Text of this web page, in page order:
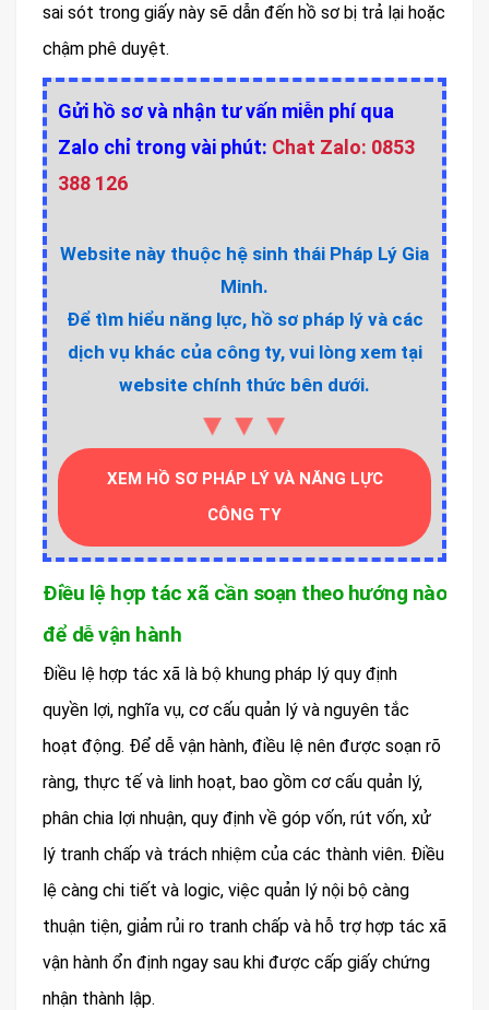
sai sót trong giấy này sẽ dẫn đến hồ sơ bị trả lại hoặc
chậm phê duyệt.
Gửi hồ sơ và nhận tư vấn miễn phí qua
Zalo chỉ trong vài phút: Chat Zalo: 0853
388 126
Website này thuộc hệ sinh thái Pháp Lý Gia
Minh.
Để tìm hiểu năng lực, hồ sơ pháp lý và các
dịch vụ khác của công ty, vui lòng xem tại
website chính thức bên dưới.
▼▼▼
XEM HỒ SƠ PHÁP LÝ VÀ NĂNG LỰC
CÔNG TY
Điều lệ hợp tác xã cần soạn theo hướng nào
để dễ vận hành
Điều lệ hợp tác xã là bộ khung pháp lý quy định
quyền lợi, nghĩa vụ, cơ cấu quản lý và nguyên tắc
hoạt động. Để dễ vận hành, điều lệ nên được soạn rõ
ràng, thực tế và linh hoạt, bao gồm cơ cấu quản lý,
phân chia lợi nhuận, quy định về góp vốn, rút vốn, xử
lý tranh chấp và trách nhiệm của các thành viên. Điều
lệ càng chi tiết và logic, việc quản lý nội bộ càng
thuận tiện, giảm rủi ro tranh chấp và hỗ trợ hợp tác xã
vận hành ổn định ngay sau khi được cấp giấy chứng
nhận thành lập.